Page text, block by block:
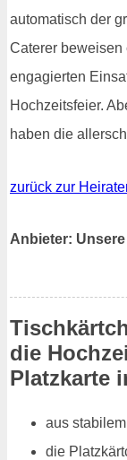
automatisch der
Caterer beweisen
engagierten
Hochzeitsfeier.
haben die
zurück zur
Anbieter:
die
Platzkarte
aus
die